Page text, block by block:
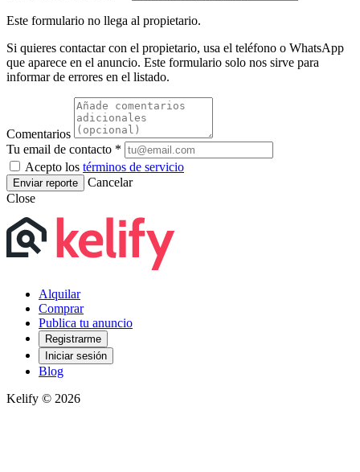
Este formulario no llega al propietario.
Si quieres contactar con el propietario, usa el teléfono o WhatsApp
que aparece en el anuncio. Este formulario solo nos sirve para
informar de errores en el listado.
Comentarios
Tu email de contacto *
Acepto los términos de servicio
Enviar reporte
Cancelar
Close
Alquilar
Comprar
Publica tu anuncio
Registrarme
Iniciar sesión
Blog
Kelify © 2026